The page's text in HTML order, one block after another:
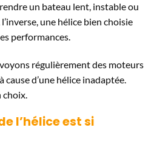
un bateau lent, instable ou
une hélice bien choisie
performances.
régulièrement des moteurs
d’une hélice inadaptée.
choix.
l’hélice est si